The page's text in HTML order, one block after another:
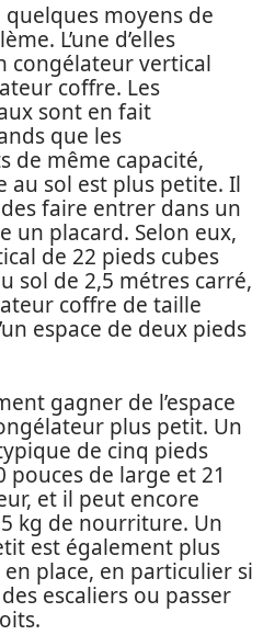
moyens de
L’une d’elles
congélateur vertical
coffre. Les
sont en fait
que les
de même capacité,
au sol est plus petite. Il
faire entrer dans un
un placard. Selon eux,
de 22 pieds cubes
sol de 2,5 métres carré,
coffre de taille
espace de deux pieds
gagner de l’espace
plus petit. Un
de cinq pieds
pouces de large et 21
et il peut encore
kg de nourriture. Un
est également plus
place, en particulier si
escaliers ou passer